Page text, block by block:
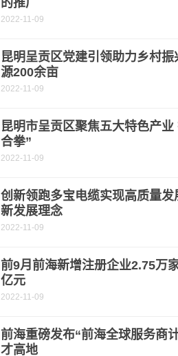
的推广
2022-11-09
昆明呈贡区党建引领助力乡村
源200余亩
2022-11-09
昆明市呈贡区聚焦五大特色产
合拳”
2022-11-09
创新领跑多宝电缆实现高质量
新发展理念
2022-11-09
前9月前海新增注册企业2.75万
亿元
2022-11-09
前海重磅发布“前海全球服务商
才高地